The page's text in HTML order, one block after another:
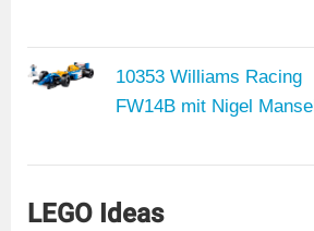
10353 Williams Racing
FW14B mit Nigel Mansell
LEGO Ideas